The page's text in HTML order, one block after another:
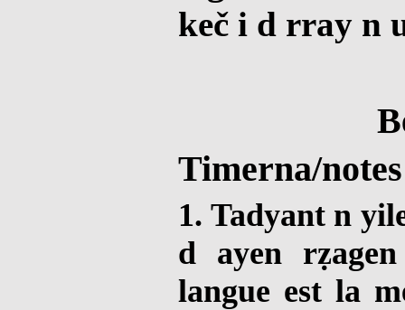
keč i d rray n
Timerna/
1. Tadyant n
d ayen
langue est la